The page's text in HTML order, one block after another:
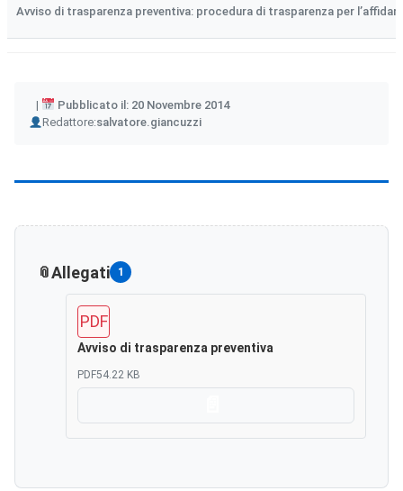
Avviso di trasparenza preventiva: procedura di trasparenza per
Pubblicato il: 20 Novembre 2014
Redattore:
Author salvatore.giancuzzi
Allegati 1
PDF
Avviso di trasparenza preventiva
PDF54.22 KB